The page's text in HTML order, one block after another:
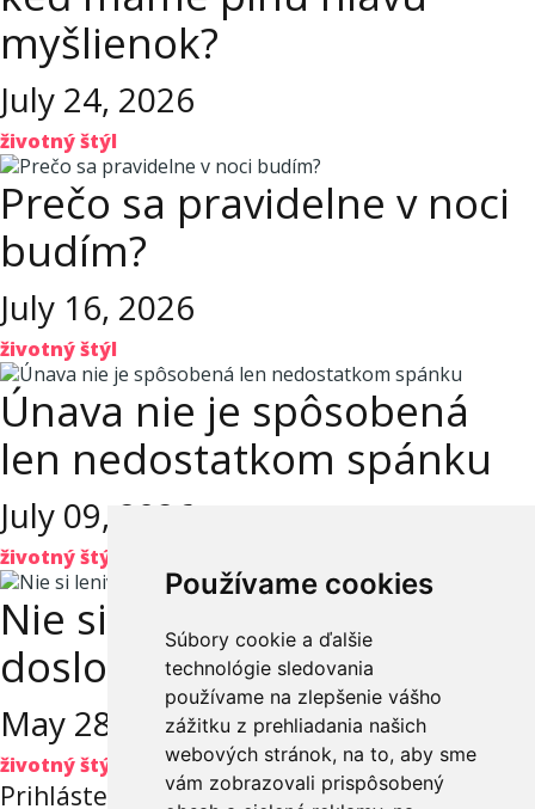
Používame cookies
Súbory cookie a ďalšie
technológie sledovania
používame na zlepšenie vášho
zážitku z prehliadania našich
webových stránok, na to, aby sme
vám zobrazovali prispôsobený
myšlienok?
July 24, 2026
životný štýl
Prečo sa pravidelne v noci
budím?
July 16, 2026
životný štýl
Únava nie je spôsobená
len nedostatkom spánku
July 09, 2026
životný štýl
Nie si lenivá. Tvoj mozog je
doslova zamrznutý
May 28, 2026
životný štýl
Prihláste sa na